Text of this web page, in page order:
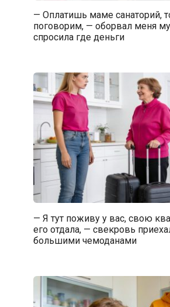
— Оплатишь маме санаторий,
поговорим, — оборвал меня
спросила где деньги
— Я тут поживу у вас, свою
его отдала, — свекровь
большими чемоданами